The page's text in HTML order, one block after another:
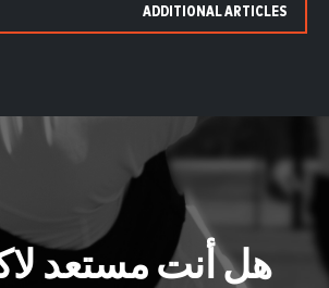
ADDITIONAL ARTICLES
هل أنت مستعد